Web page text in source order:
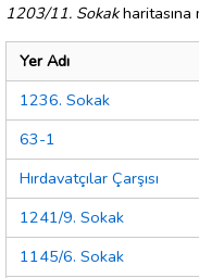
1203/11. Sokakharitasına
Yer Adı
1236. Sokak
63-1
Hırdavatçılar Çarşısı
1241/9. Sokak
1145/6. Sokak